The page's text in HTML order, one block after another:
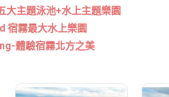
大主題泳池+水上主題樂園
宿霧最大水上樂園
體驗宿霧北方之美